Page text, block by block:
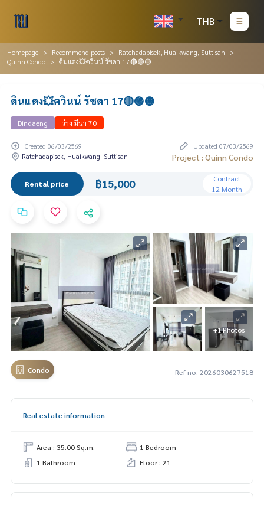
THB
Homepage Recommend posts
Ratchadapisek, Huaikwang, Suttisan
Quinn Condo
ดินแดง💥ควินน์ รัชดา 17🔴🟢🟡
ดินแดง💥ควินน์ รัชดา 17🔴🟢🟡
Dindaeng ว่าง มีนา 70
Created 06/03/2569
Updated 07/03/2569
Ratchadapisek, Huaikwang, Suttisan
Project : Quinn Condo
Rental price ฿15,000
Contract
12 Month
+1 Photos
Condo Ref no. 2026030627518
Real estate information
Area : 35.00 Sq.m.
1 Bedroom
1 Bathroom
Floor : 21